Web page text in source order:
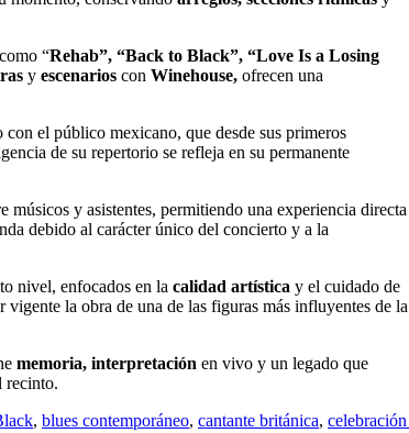
“Rehab”, “Back to Black”, “Love Is a Losing
y escenarios con Winehouse, ofrecen una
el público mexicano, que desde sus primeros
de su repertorio se refleja en su permanente
músicos y asistentes, permitiendo una experiencia directa
debido al carácter único del concierto y a la
nivel, enfocados en la calidad artística y el cuidado de
la obra de una de las figuras más influyentes de la
memoria, interpretación en vivo y un legado que
recinto.
, blues contemporáneo, cantante británica,